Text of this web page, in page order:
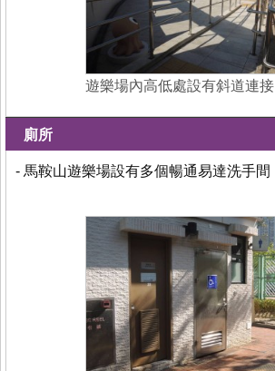
遊樂場內高低處設有斜道連接
廁所
- 馬鞍山遊樂場設有多個暢通易達洗手間